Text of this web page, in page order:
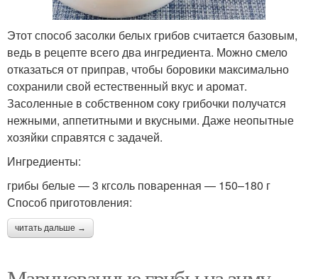
Этот способ засолки белых грибов считается базовым,
ведь в рецепте всего два ингредиента. Можно смело
отказаться от приправ, чтобы боровики максимально
сохранили свой естественный вкус и аромат.
Засоленные в собственном соку грибочки получатся
нежными, аппетитными и вкусными. Даже неопытные
хозяйки справятся с задачей.
Ингредиенты:
грибы белые — 3 кгсоль поваренная — 150–180 г
Способ приготовления:
читать дальше →